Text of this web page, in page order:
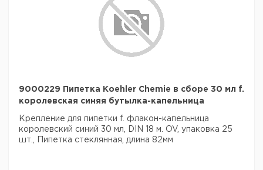
9000229 Пипетка Koehler Chemie в сборе 30 мл f.
королевская синяя бутылка-капельница
Крепление для пипетки f. флакон-капельница
королевский синий 30 мл, DIN 18 м. OV, упаковка 25
шт., Пипетка стеклянная, длина 82мм